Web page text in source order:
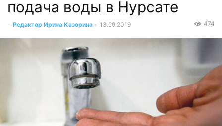
подача воды в Нурсате
- Редактор Ирина Казорина - 13.09.2019 474